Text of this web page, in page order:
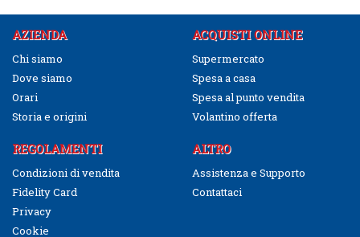
AZIENDA
Chi siamo
Dove siamo
Orari
Storia e origini
ACQUISTI ONLINE
Supermercato
Spesa a casa
Spesa al punto vendita
Volantino offerta
REGOLAMENTI
Condizioni di vendita
Fidelity Card
Privacy
Cookie
ALTRO
Assistenza e Supporto
Contattaci